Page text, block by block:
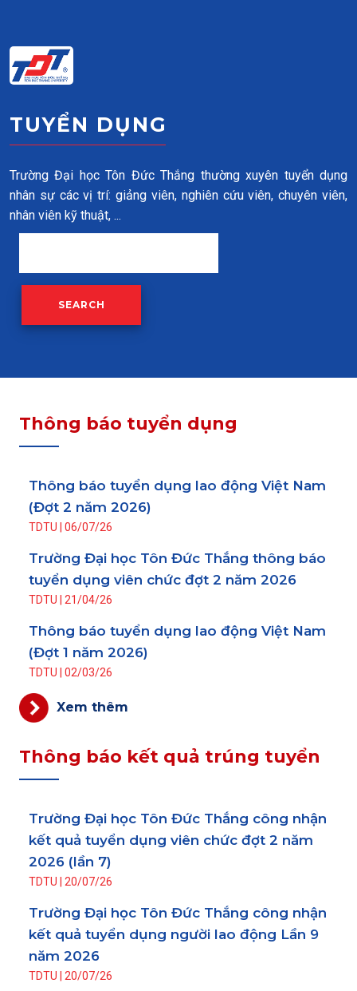
TUYỂN DỤNG
Trường Đại học Tôn Đức Thắng thường xuyên tuyển dụng
nhân sự các vị trí: giảng viên, nghiên cứu viên, chuyên viên,
nhân viên kỹ thuật, ...
Thông báo tuyển dụng
Thông báo tuyển dụng lao động Việt Nam
(Đợt 2 năm 2026)
TDTU 06/07/26
Trường Đại học Tôn Đức Thắng thông báo
tuyển dụng viên chức đợt 2 năm 2026
TDTU 21/04/26
Thông báo tuyển dụng lao động Việt Nam
(Đợt 1 năm 2026)
TDTU 02/03/26
Xem thêm
Thông báo kết quả trúng tuyển
Trường Đại học Tôn Đức Thắng công nhận
kết quả tuyển dụng viên chức đợt 2 năm
2026 (lần 7)
TDTU 20/07/26
Trường Đại học Tôn Đức Thắng công nhận
kết quả tuyển dụng người lao động Lần 9
năm 2026
TDTU 20/07/26